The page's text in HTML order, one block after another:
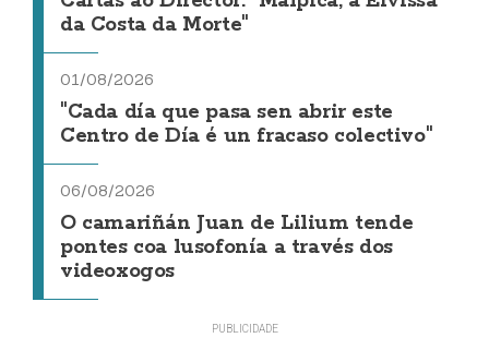
da Costa da Morte"
01/08/2026
"Cada día que pasa sen abrir este
Centro de Día é un fracaso colectivo"
06/08/2026
O camariñán Juan de Lilium tende
pontes coa lusofonía a través dos
videoxogos